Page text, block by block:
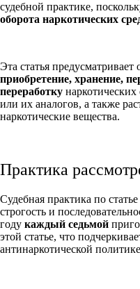
судебной практике,
оборота наркотических
Эта статья предусматривает
приобретение, хранение,
переработку
или их аналогов, а также
наркотические вещества.
Практика
Судебная практика по
строгость и
году каждый седьмой
этой статье, что
антинаркотической